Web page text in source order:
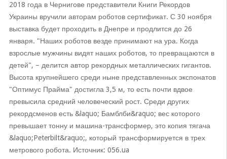
2018 года в Чернигове представители Книги Рекордов
Украины вручили авторам роботов сертификат. С 30 ноября
выставка будет проходить в Днепре и продлится до 26
января. "Наших роботов везде принимают на ура. Когда
взрослые мужчины видят наших роботов, то превращаются в
детей", – делится автор рекордных металлических гигантов.
Высота крупнейшего среди ныне представленных экспонатов
"Оптимус Прайма" достигла 3,5 м, то есть почти вдвое
превысила средний человеческий рост. Среди других
рекордсменов есть &laquo; Бамблби&raquo; вес которого
превышает тонну и машина-трансформер, это копия тягача
&laquo;Peterbilt&raquo;, который трансформируется в трех
метрового робота. Источник: 056.ua